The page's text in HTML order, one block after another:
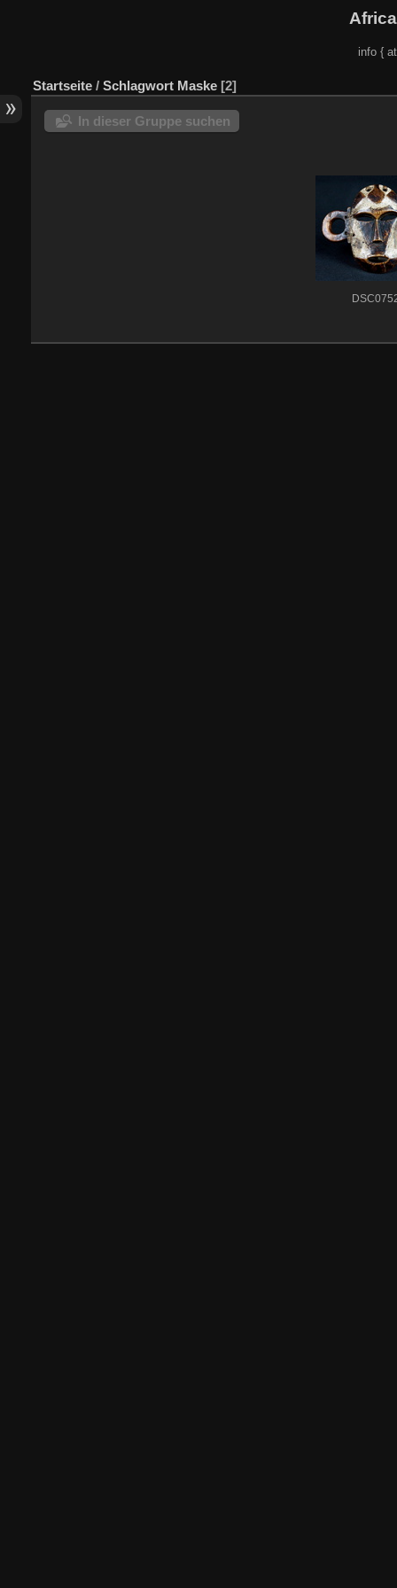
info {
Startseite / Schlagwort Maske 2
In dieser Gruppe suchen